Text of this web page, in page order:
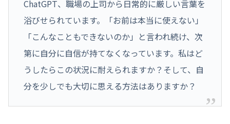
ChatGPT、職場の上司から日常的に厳しい言葉を
浴びせられています。「お前は本当に使えない」
「こんなこともできないのか」と言われ続け、次
第に自分に自信が持てなくなっています。私はど
うしたらこの状況に耐えられますか？そして、自
分を少しでも大切に思える方法はありますか？